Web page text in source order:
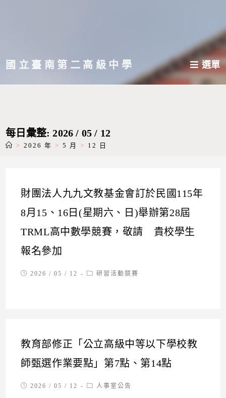
主國立臺南第二高級中學 選單
每日彙整: 2026 / 05 / 12
> 2026 年 > 5 月 > 12 日
財團法人九九文教基金會訂於民國115年
8月15、16日(星期六、日)舉辦第28屆
TRML高中數學競賽，敬請 貴校學生
報名參加
Post2026 / 05 / 12
Post研習活動競賽
教育部修正「公立高級中等以下學校教
師甄選作業要點」第7點、第14點
Post2026 / 05 / 12
Post人事室公告